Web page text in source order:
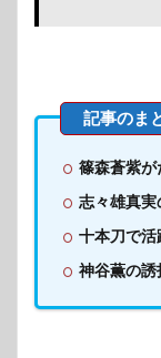
篠森蒼紫が
志々雄真実
十本刀で活
神谷薫の誘